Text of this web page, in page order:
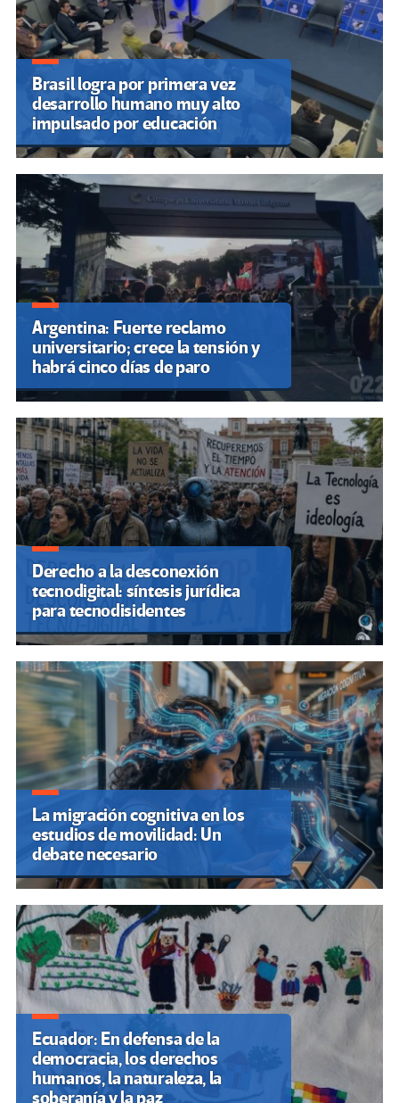
Brasil logra por primera vez
desarrollo humano muy alto
impulsado por educación
Argentina: Fuerte reclamo
universitario; crece la tensión y
habrá cinco días de paro
Derecho a la desconexión
tecnodigital: síntesis jurídica
para tecnodisidentes
La migración cognitiva en los
estudios de movilidad: Un
debate necesario
Ecuador: En defensa de la
democracia, los derechos
humanos, la naturaleza, la
soberanía y la paz